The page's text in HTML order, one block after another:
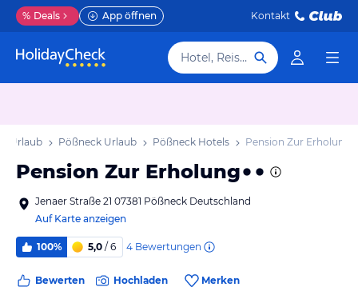
% Deals App öffnen Kontakt
Hotel, Reiseziel
Urlaub Pößneck Urlaub Pößneck Hotels Pension Zur Erholung
Pension Zur Erholung
Jenaer Straße 21 07381 Pößneck Deutschland
Auf Karte anzeigen
100% 5,0 / 6 4 Bewertungen
Bewerten Hochladen Merken